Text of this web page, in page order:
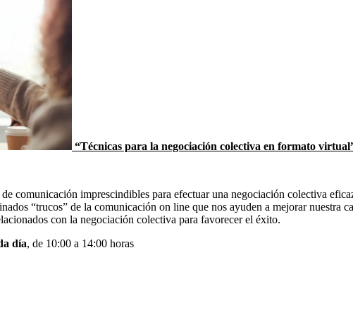
“Técnicas para la negociación colectiva en formato
comunicación imprescindibles para efectuar una negociación colectiva
“trucos” de la comunicación on line que nos ayuden a mejorar nuestra
con la negociación colectiva para favorecer el éxito.
día, de 10:00 a 14:00 horas